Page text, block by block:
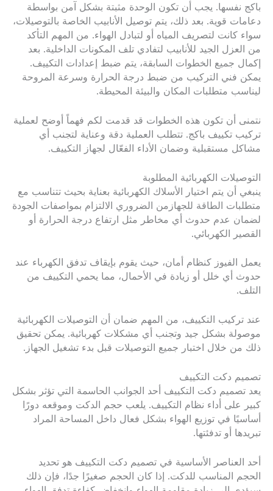
باكج نفسها. يجب أن تكون الوحدة مثبتة بشكل آمن بواسطة
دعامات قوية. بعد ذلك، يتم توصيل الأنابيب الخاصة بالتوصيلات،
سواء كانت لتصريف المياه أو لتبادل الهواء. من المهم التأكد
من العزل الجيد للأنابيب لتفادي تلف المكونات الداخلية. بعد
إكمال جميع الخطوات السابقة، يتم ضبط إعدادات التكييف.
يمكن فني التركيب من ضبط درجة الحرارة وسرعة المروحة
ليناسب متطلبات المكان والبيئة المحيطة.
نتمنى أن تكون هذه الخطوات قد قدمت لكم فهماً أوضح لعملية
تركيب تكييف باكج. تتطلب العملية دقة وعناية لتجنب أي
مشاكل مستقبلية وضمان الأداء الفعّال لجهاز التكييف.
التوصيلات الكهربائية المطلوبة
ينبغي أن يتم اختيار الأسلاك الكهربائية بعناية بحيث تتناسب مع
متطلبات الطاقة للجهازمن الضروري الالتزام بمواصفات الجودة
لضمان عدم حدوث أي مخاطر مثل ارتفاع درجة الحرارة أو
القصير الكهربائي.
يعمل الفيوز كنظام أمان، حيث يقوم بإيقاف تدفق الكهرباء عند
حدوث أي خلل أو زيادة في الأحمال، مما يحمي التكييف من
التلف.
عند تركيب التكييف، من المهم ضمان أن التوصيلات الكهربائية
موصولة بشكل جيد وتجنب أي مشكلات كهربائية. يمكن تحقيق
ذلك من خلال اختبار جميع التوصيلات قبل بدء تشغيل الجهاز.
تصميم دكت التكييف
يعد تصميم دكت التكييف أحد الجوانب الحاسمة التي تؤثر بشكل
كبير على أداء نظام التكييف. يلعب حجم الدكت وموقعه دورًا
أساسيًا في توزيع الهواء بشكل فعال داخل المساحة المراد
تبريدها أو تدفئتها.
أحد العناصر الأساسية في تصميم دكت التكييف هو تحديد
الحجم المناسب للدكت. إذا كان الحجم صغيرًا جدًا، فإن ذلك